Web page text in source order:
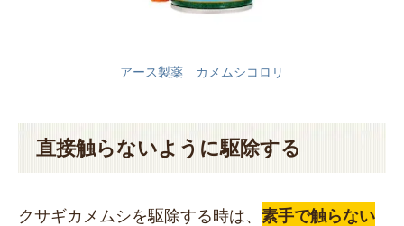
アース製薬 カメムシコロリ
直接触らないように駆除する
クサギカメムシを駆除する時は、 素手で触らない